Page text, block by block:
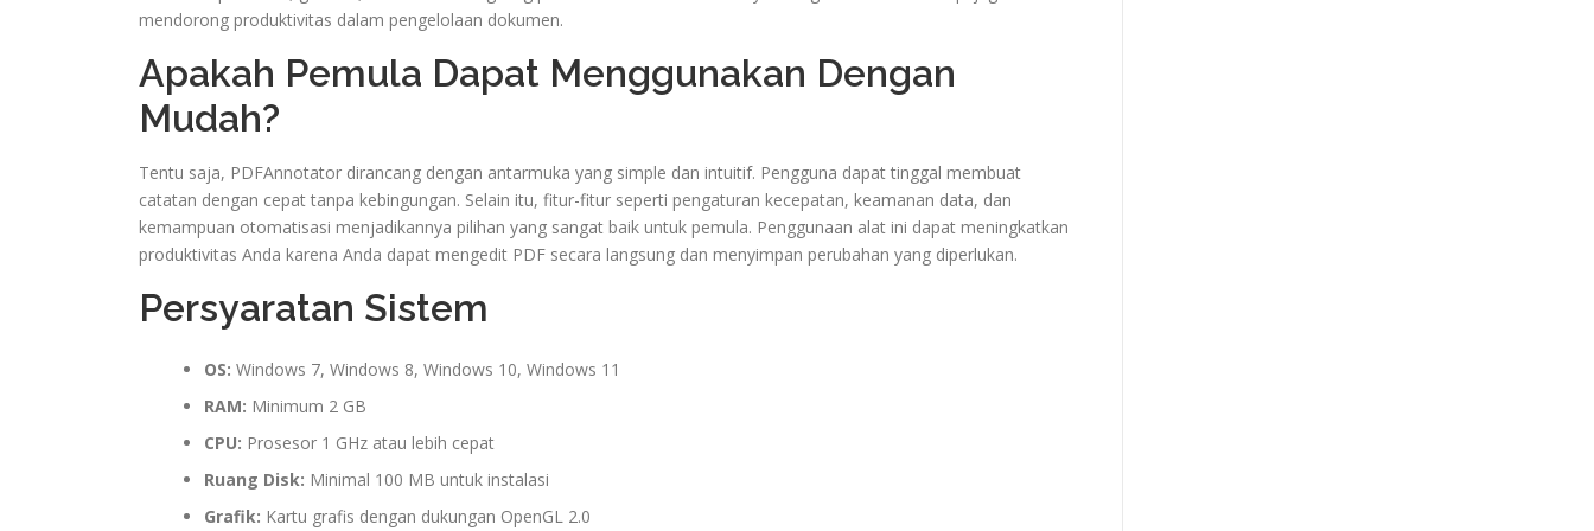
mendorong produktivitas dalam pengelolaan dokumen.
Apakah Pemula Dapat Menggunakan Dengan
Mudah?
Tentu saja, PDFAnnotator dirancang dengan antarmuka yang simple dan intuitif. Pengguna dapat tinggal membuat
catatan dengan cepat tanpa kebingungan. Selain itu, fitur-fitur seperti pengaturan kecepatan, keamanan data, dan
kemampuan otomatisasi menjadikannya pilihan yang sangat baik untuk pemula. Penggunaan alat ini dapat meningkatkan
produktivitas Anda karena Anda dapat mengedit PDF secara langsung dan menyimpan perubahan yang diperlukan.
Persyaratan Sistem
OS: Windows 7, Windows 8, Windows 10, Windows 11
RAM: Minimum 2 GB
CPU: Prosesor 1 GHz atau lebih cepat
Ruang Disk: Minimal 100 MB untuk instalasi
Grafik: Kartu grafis dengan dukungan OpenGL 2.0